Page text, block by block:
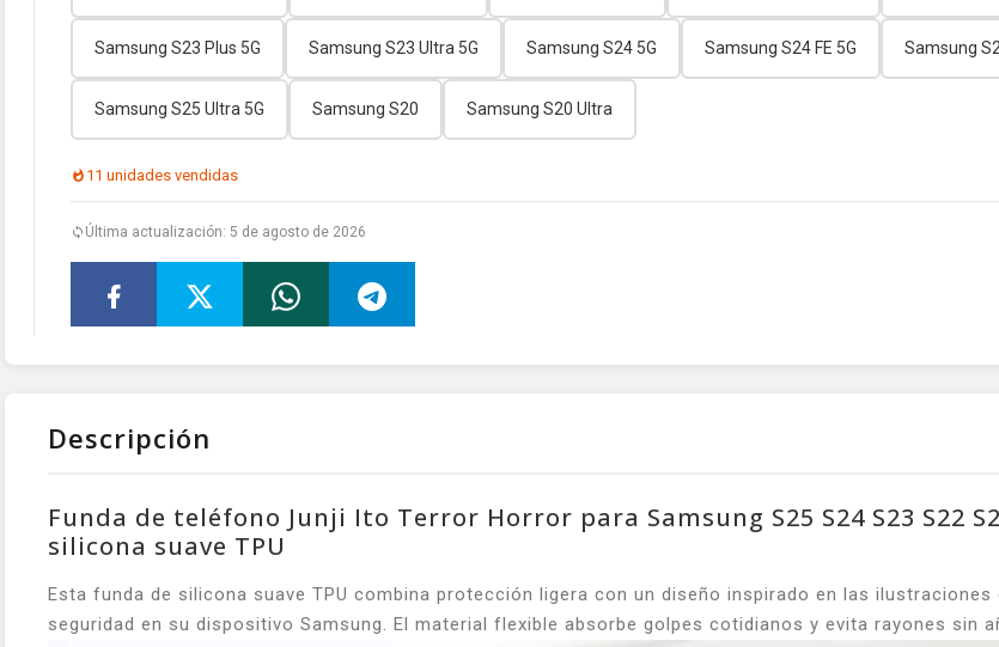
Samsung S23 Plus 5G Samsung S23 Ultra 5G Samsung S24 5G Samsung S24 FE 5G Samsung
Samsung S25 Ultra 5G Samsung S20 Samsung S20 Ultra
11 unidades vendidas
Última actualización: 5 de agosto de 2026
Descripción
Funda de teléfono Junji Ito Terror Horror para Samsung S25 S24 S23 S22
silicona suave TPU
Esta funda de silicona suave TPU combina protección ligera con un diseño inspirado en las
seguridad en su dispositivo Samsung. El material flexible absorbe golpes cotidianos y evita rayones sin